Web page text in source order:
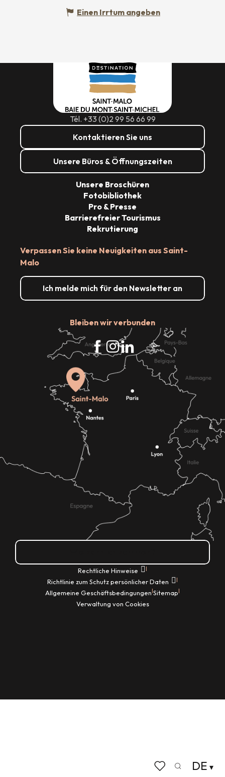
DE
Einen Irrtum angeben
Tél. +33 (0)2 99 56 66 99
Kontaktieren Sie uns
Unsere Büros & Öffnungszeiten
Verpassen Sie keine Neuigkeiten aus Saint-
Malo
Ich melde mich für den Newsletter an
Bleiben wir verbunden
Unsere Broschüren
Fotobibliothek
Pro & Presse
Barrierefreier Tourismus
Rekrutierung
Rechtliche Hinweise |
Richtlinie zum Schutz persönlicher Daten |
Allgemeine Geschäftsbedingungen|Sitemap|
Verwaltung von Cookies